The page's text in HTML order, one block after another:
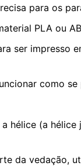
para os
PLA ou
ser impresso
como
hélice (a
da vedação,